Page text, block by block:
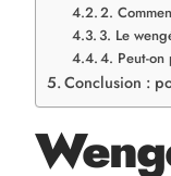
2.
3. Le
4. Peut-on
Conclusion :